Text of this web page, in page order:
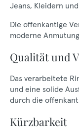
Jeans, Kleidern
Die offenkantige
moderne
Qualität und
Das verarbeitete
und eine solide
durch die
Kürzbarkeit